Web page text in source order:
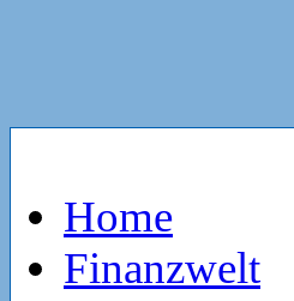
Home
Finanzwelt